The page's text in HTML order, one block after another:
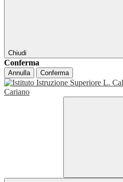
Chiudi
Conferma
Annulla Conferma